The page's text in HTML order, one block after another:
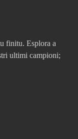
finitu. Esplora a
ultimi campioni;